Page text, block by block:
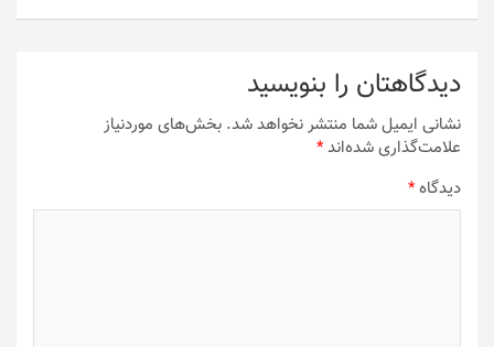
دیدگاهتان را بنویسید
نشانی ایمیل شما منتشر نخواهد شد. بخش‌های موردنیاز
علامت‌گذاری شده‌اند*
دیدگاه*